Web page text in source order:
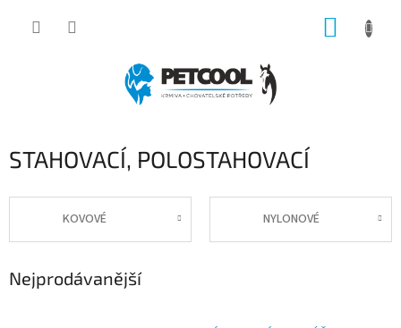
STAHOVACÍ, POLOSTAHOVACÍ
KOVOVÉ NYLONOVÉ
Nejprodávanější